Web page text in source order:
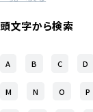
頭文字から検索
A B C D
M N O P